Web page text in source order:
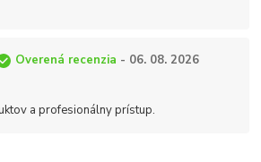
Overená recenzia - 06. 08. 2026
a profesionálny prístup.